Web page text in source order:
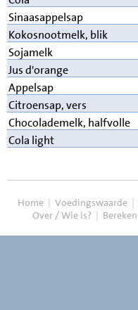
Sinaasappelsap
Kokosnootmelk, blik
Sojamelk
Jus d'orange
Appelsap
Citroensap, vers
Chocolademelk, halfvolle
Cola light
Home | Voedingswaarde |
Over / Wie is? | Bereken